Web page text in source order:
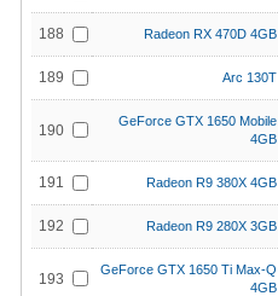
188 Radeon RX 470D 4GB
189 Arc 130T
190
GeForce GTX 1650 Mobile
4GB
191 Radeon R9 380X 4GB
192 Radeon R9 280X 3GB
193
GeForce GTX 1650 Ti Max-Q
4GB